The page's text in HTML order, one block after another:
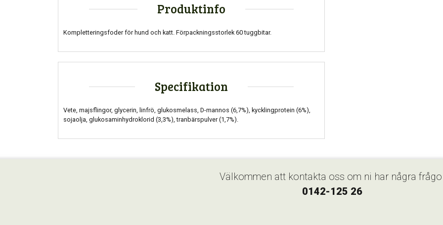
Produktinfo
Kompletteringsfoder för hund och katt. Förpackningsstorlek 60 tuggbitar.
Specifikation
Vete, majsflingor, glycerin, linfrö, glukosmelass, D-mannos (6,7%), kycklingprotein (6%),
sojaolja, glukosaminhydroklorid (3,3%), tranbärspulver (1,7%).
Välkommen att kontakta oss om ni har några
0142-125 26